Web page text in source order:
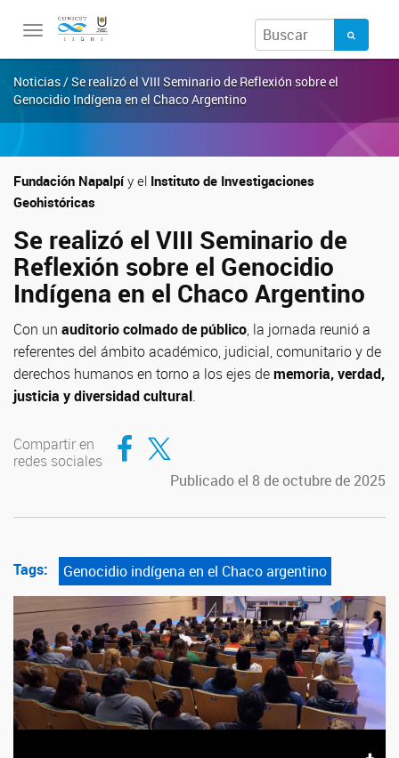
Toggle
Noticias / Se realizó el VIII Seminario de Reflexión sobre el
Genocidio Indígena en el Chaco Argentino
Fundación Napalpíy el Instituto de Investigaciones
Geohistóricas
Se realizó el VIII Seminario de
Reflexión sobre el Genocidio
Indígena en el Chaco Argentino
Con un auditorio colmado de público, la jornada reunió a
referentes del ámbito académico, judicial, comunitario y de
derechos humanos en torno a los ejes dememoria, verdad,
justicia y diversidad cultural.
Compartir en
redes sociales
Compartir en Facebook
Compartir en Twitter
Publicado el 8 de octubre de 2025
Tags: Genocidio indígena en el Chaco argentino